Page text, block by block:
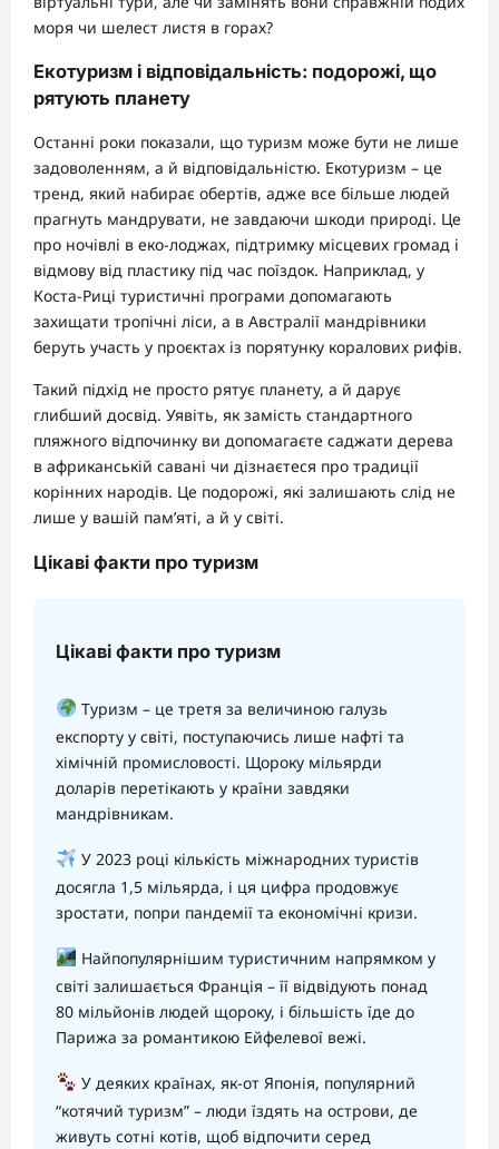
моря чи шелест листя в горах?
Екотуризм і відповідальність: подорожі, що
рятують планету
Останні роки показали, що туризм може бути не лише
задоволенням, а й відповідальністю. Екотуризм – це
тренд, який набирає обертів, адже все більше людей
прагнуть мандрувати, не завдаючи шкоди природі. Це
про ночівлі в еко-лоджах, підтримку місцевих громад і
відмову від пластику під час поїздок. Наприклад, у
Коста-Риці туристичні програми допомагають
захищати тропічні ліси, а в Австралії мандрівники
беруть участь у проєктах із порятунку коралових рифів.
Такий підхід не просто рятує планету, а й дарує
глибший досвід. Уявіть, як замість стандартного
пляжного відпочинку ви допомагаєте саджати дерева
в африканській савані чи дізнаєтеся про традиції
корінних народів. Це подорожі, які залишають слід не
лише у вашій пам’яті, а й у світі.
Цікаві факти про туризм
Цікаві факти про туризм
Туризм – це третя за величиною галузь
експорту у світі, поступаючись лише нафті та
хімічній промисловості. Щороку мільярди
доларів перетікають у країни завдяки
мандрівникам.
У 2023 році кількість міжнародних туристів
досягла 1,5 мільярда, і ця цифра продовжує
зростати, попри пандемії та економічні кризи.
Найпопулярнішим туристичним напрямком у
світі залишається Франція – її відвідують понад
80 мільйонів людей щороку, і більшість їде до
Парижа за романтикою Ейфелевої вежі.
У деяких країнах, як-от Японія, популярний
“котячий туризм” – люди їздять на острови, де
живуть сотні котів, щоб відпочити серед